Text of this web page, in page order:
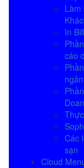
Làm
In
cáo
ngân
Các
sạn
Cloud